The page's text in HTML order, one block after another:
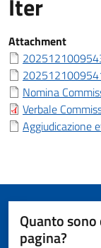
Iter
Iter
Attachment
Nomina
Verbale
Aggiudicazione
Quanto
pagina?